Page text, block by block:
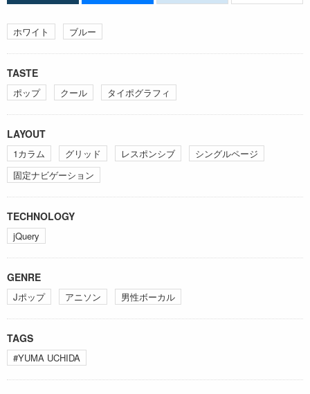
ホワイト ブルー
TASTE
ポップ クール タイポグラフィ
LAYOUT
1カラム グリッド レスポンシブ
シングルページ
固定ナビゲーション
TECHNOLOGY
jQuery
GENRE
Jポップ アニソン 男性ボーカル
TAGS
#YUMA UCHIDA